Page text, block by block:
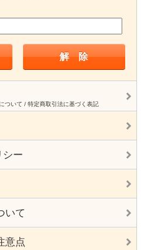
ついて / 特定商取引法に基づく表記
シー
いて
意点